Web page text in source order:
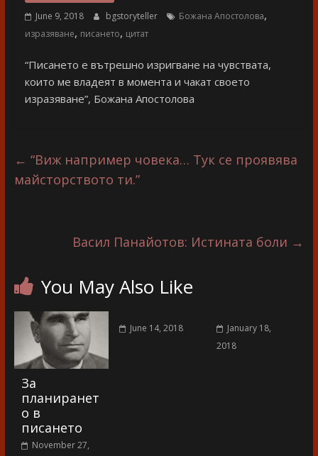
разказ
June 9, 2018
bgstoryteller Божана Апостолова,
изразяване, писането, цитат
“Писането е вътрешно изригване на чувствата,
които ме владеят в момента и чакат своето
изразяване”, Божана Апостолова
← “Виж например човека… Тук се проявява
майсторството ти.”
Васил Панайотов: Истината боли →
You May Also Like
За
планиранет
о в
писането
November 27,
June 14, 2018
January 18,
2018